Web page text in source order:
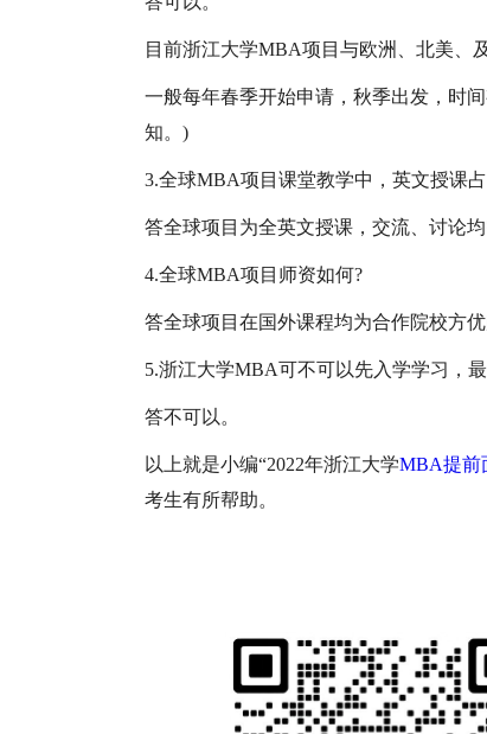
目前浙江大学MBA项目与欧洲、北美、
一般每年春季开始申请，秋季出发，时
知。)
3.全球MBA项目课堂教学中，英文授课
答全球项目为全英文授课，交流、讨论
4.全球MBA项目师资如何?
答全球项目在国外课程均为合作院校方优
5.浙江大学MBA可不可以先入学学习，
答不可以。
以上就是小编“2022年浙江大学MBA提前
考生有所帮助。